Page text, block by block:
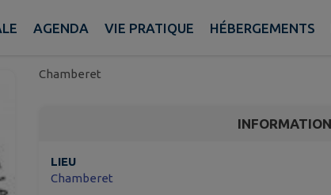
AGENDA VIE PRATIQUE HÉBERGEMENTS
Hilaire les Courbes
Chamberet
LIEU
Chamberet